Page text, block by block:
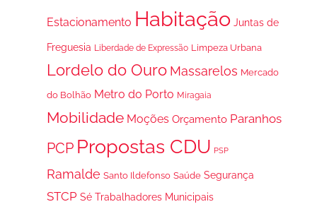
Estacionamento Habitação Juntas de
Freguesia Liberdade de Expressão Limpeza Urbana
Lordelo do Ouro Massarelos Mercado
do Bolhão Metro do Porto Miragaia
Mobilidade Moções Orçamento Paranhos
PCP Propostas CDU PSP
Ramalde Santo Ildefonso Saúde Segurança
STCP Sé Trabalhadores Municipais